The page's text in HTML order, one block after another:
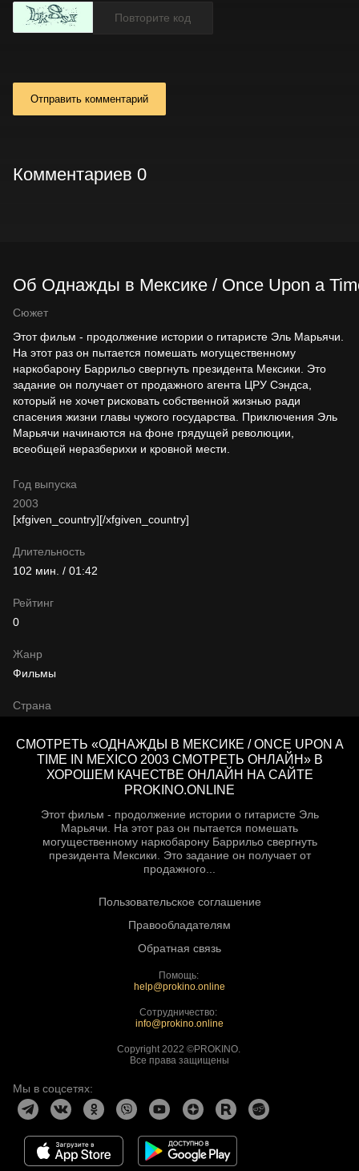
Отправить комментарий
Комментариев 0
Об Однажды в Мексике / Once Upon a
Сюжет
Этот фильм - продолжение истории о гитаристе Эль Марьячи.
На этот раз он пытается помешать могущественному
наркобарону Баррильо свергнуть президента Мексики. Это
задание он получает от продажного агента ЦРУ Сэндса,
который не хочет рисковать собственной жизнью ради
спасения жизни главы чужого государства. Приключения Эль
Марьячи начинаются на фоне грядущей революции,
всеобщей неразберихи и кровной мести.
Год выпуска
2003
Жанр
Фильмы
Длительность
102 мин. / 01:42
[xfgiven_country]
Страна
[/xfgiven_country]
Рейтинг
0
СМОТРЕТЬ «ОДНАЖДЫ В МЕКСИКЕ / ONCE UPON A
TIME IN MEXICO 2003 СМОТРЕТЬ ОНЛАЙН» В
ХОРОШЕМ КАЧЕСТВЕ ОНЛАЙН НА САЙТЕ
PROKINO.ONLINE
Этот фильм - продолжение истории о гитаристе Эль
Марьячи. На этот раз он пытается помешать
могущественному наркобарону Баррильо свергнуть
президента Мексики. Это задание он получает от
продажного...
Пользовательское соглашение
Правообладателям
Обратная связь
Помощь:
help@prokino.online
Сотрудничество:
info@prokino.online
Copyright 2022 ©PROKINO.
Все права защищены
Мы в соцсетях: